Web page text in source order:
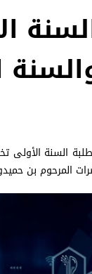
السنة الأولى
المرحوم بن